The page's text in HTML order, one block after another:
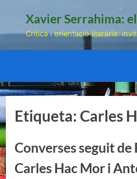
Xavier Serrahima:
Crítica i orientació literària:
Etiqueta:Carles
Converses seguit de
Carles Hac Mor i